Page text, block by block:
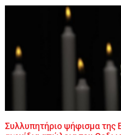
Συλλυπητήριο ψήφισμα της